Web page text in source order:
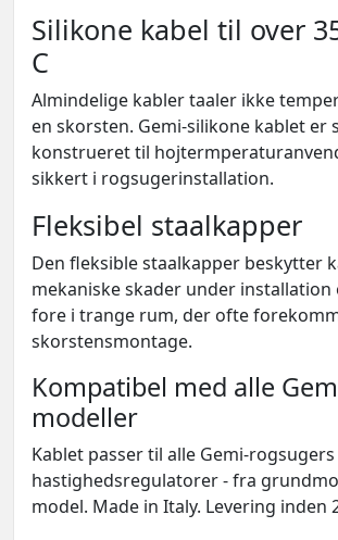
Silikone kabel til over
C
Almindelige kabler taaler ikke
en skorsten. Gemi-silikone kablet er
konstrueret til
sikkert i rogsugerinstallation.
Fleksibel staalkapper
Den fleksible staalkapper beskytter
mekaniske skader under
fore i trange rum, der ofte
skorstensmontage.
Kompatibel med alle
modeller
Kablet passer til alle Gemi-rogsugers
hastighedsregulatorer - fra
model. Made in Italy. Levering inden